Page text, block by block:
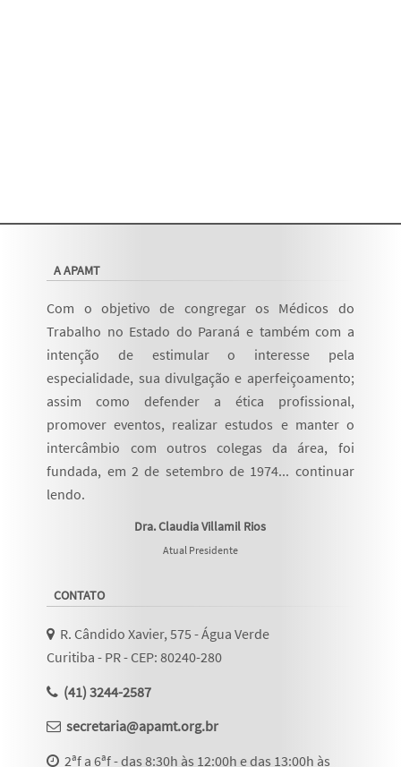
A APAMT
Com o objetivo de congregar os Médicos do
Trabalho no Estado do Paraná e também com a
intenção de estimular o interesse pela
especialidade, sua divulgação e aperfeiçoamento;
assim como defender a ética profissional,
promover eventos, realizar estudos e manter o
intercâmbio com outros colegas da área, foi
fundada, em 2 de setembro de 1974... continuar
lendo.
Dra. Claudia Villamil Rios
Atual Presidente
CONTATO
R. Cândido Xavier, 575 - Água Verde
Curitiba - PR - CEP: 80240-280
(41) 3244-2587
secretaria@apamt.org.br
2ªf a 6ªf - das 8:30h às 12:00h e das 13:00h às